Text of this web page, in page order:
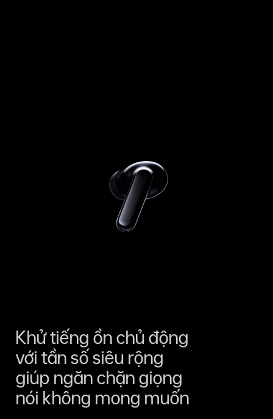
Khử tiếng ồn chủ động
với tần sốsiêu rộng
giúp ngăn chặn giọng
nói không mong muốn